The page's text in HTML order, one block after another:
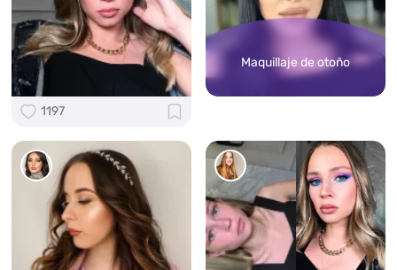
1197
Maquillaje de otoño